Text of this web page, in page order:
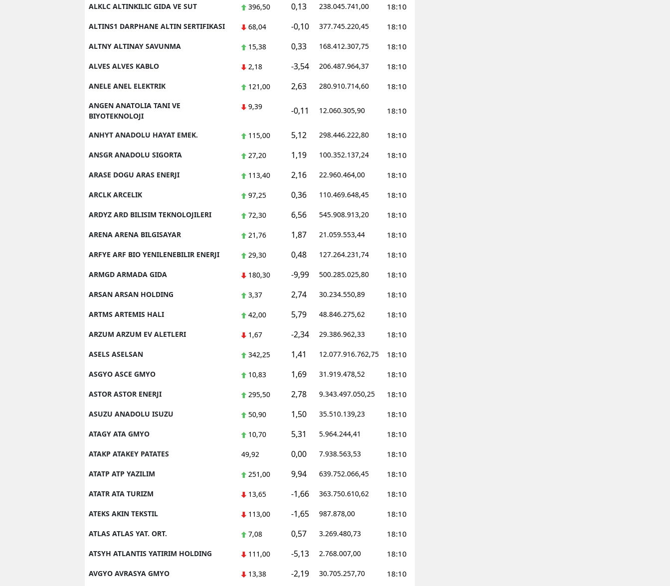
Van
Yozgat
Zonguldak
Aksaray
Bayburt
Karaman
Kırıkkale
Batman
ALKLC ALTINKILIC GIDA VE SUT 396,50 0,13 238.045.741,00 18:10
ALTINS1 DARPHANE ALTIN SERTIFIKASI 68,04 -0,10 377.745.220,45 18:10
ALTNY ALTINAY SAVUNMA 15,38 0,33 168.412.307,75 18:10
ALVES ALVES KABLO 2,18 -3,54 206.487.964,37 18:10
ANELE ANEL ELEKTRIK 121,00 2,63 280.910.714,60 18:10
ANGEN ANATOLIA TANI VE
BIYOTEKNOLOJI
9,39 -0,11 12.060.305,90 18:10
ANHYT ANADOLU HAYAT EMEK. 115,00 5,12 298.446.222,80 18:10
ANSGR ANADOLU SIGORTA 27,20 1,19 100.352.137,24 18:10
ARASE DOGU ARAS ENERJI 113,40 2,16 22.960.464,00 18:10
ARCLK ARCELIK 97,25 0,36 110.469.648,45 18:10
ARDYZ ARD BILISIM TEKNOLOJILERI 72,30 6,56 545.908.913,20 18:10
ARENA ARENA BILGISAYAR 21,76 1,87 21.059.553,44 18:10
ARFYE ARF BIO YENILENEBILIR ENERJI 29,30 0,48 127.264.231,74 18:10
ARMGD ARMADA GIDA 180,30 -9,99 500.285.025,80 18:10
ARSAN ARSAN HOLDING 3,37 2,74 30.234.550,89 18:10
ARTMS ARTEMIS HALI 42,00 5,79 48.846.275,62 18:10
ARZUM ARZUM EV ALETLERI 1,67 -2,34 29.386.962,33 18:10
ASELS ASELSAN 342,25 1,41 12.077.916.762,75 18:10
ASGYO ASCE GMYO 10,83 1,69 31.919.478,52 18:10
ASTOR ASTOR ENERJI 295,50 2,78 9.343.497.050,25 18:10
ASUZU ANADOLU ISUZU 50,90 1,50 35.510.139,23 18:10
ATAGY ATA GMYO 10,70 5,31 5.964.244,41 18:10
ATAKP ATAKEY PATATES 49,92 0,00 7.938.563,53 18:10
ATATP ATP YAZILIM 251,00 9,94 639.752.066,45 18:10
ATATR ATA TURIZM 13,65 -1,66 363.750.610,62 18:10
ATEKS AKIN TEKSTIL 113,00 -1,65 987.878,00 18:10
ATLAS ATLAS YAT. ORT. 7,08 0,57 3.269.480,73 18:10
ATSYH ATLANTIS YATIRIM HOLDING 111,00 -5,13 2.768.007,00 18:10
AVGYO AVRASYA GMYO 13,38 -2,19 30.705.257,70 18:10